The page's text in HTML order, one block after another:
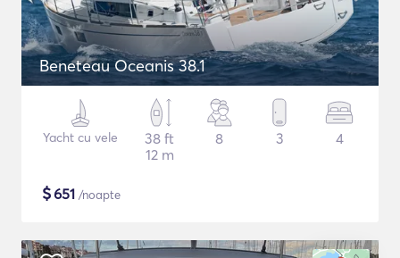
Beneteau Oceanis 38.1
Yacht cu vele
38 ft
12 m
8 3 4
$651 /noapte